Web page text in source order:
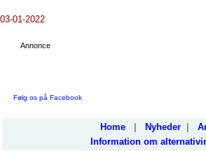
03-01-2022
Annonce
Følg os på Facebook
Home Nyheder
Information om